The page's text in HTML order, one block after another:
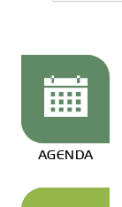
AGENDA